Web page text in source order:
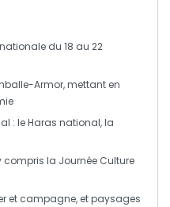
du 18 au 22
Armor, mettant en
: leHaras national, la
compris la Journée Culture
et campagne, et paysages